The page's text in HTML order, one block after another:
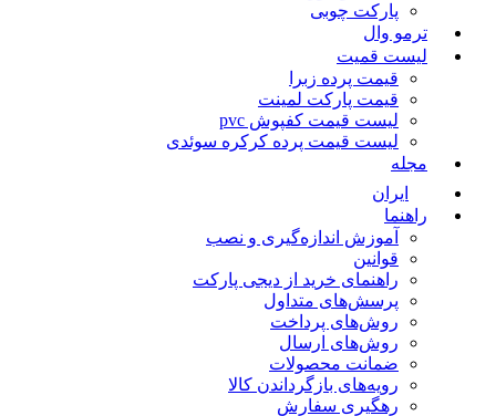
پارکت چوبی
ترمو وال
لیست قمیت
قیمت پرده زبرا
قیمت پارکت لمینت
لیست قیمت کفپوش pvc
لیست قیمت پرده کرکره سوئدی
مجله
ایران
راهنما
آموزش اندازه‌گیری و نصب
قوانین
راهنمای خرید از دیجی پارکت
پرسش‌های متداول
روش‌های پرداخت
روش‌های ارسال
ضمانت محصولات
رویه‌های بازگرداندن کالا
رهگیری سفارش